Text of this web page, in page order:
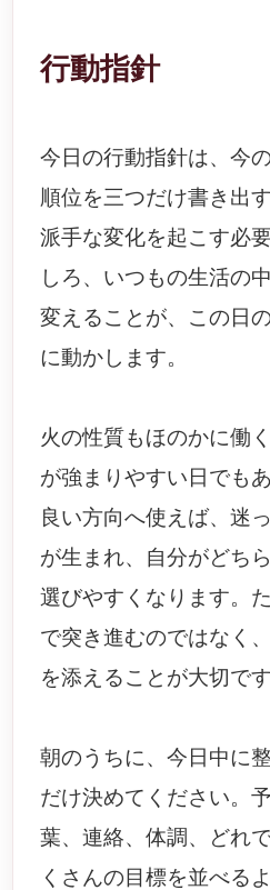
行動指針
今日の行動指針は、今
順位を三つだけ書き出
派手な変化を起こす必
しろ、いつもの生活の
変えることが、この日
に動かします。
火の性質もほのかに働
が強まりやすい日でも
良い方向へ使えば、迷
が生まれ、自分がどち
選びやすくなります。
で突き進むのではなく
を添えることが大切です
朝のうちに、今日中に
だけ決めてください。
葉、連絡、体調、どれ
くさんの目標を並べる